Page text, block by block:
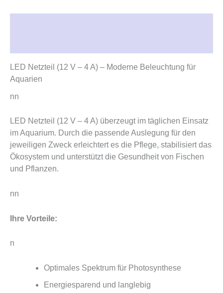
LED Netzteil (12 V – 4 A) – Moderne Beleuchtung für
Aquarien
nn
LED Netzteil (12 V – 4 A) überzeugt im täglichen Einsatz
im Aquarium. Durch die passende Auslegung für den
jeweiligen Zweck erleichtert es die Pflege, stabilisiert das
Ökosystem und unterstützt die Gesundheit von Fischen
und Pflanzen.
nn
Ihre Vorteile:
n
Optimales Spektrum für Photosynthese
Energiesparend und langlebig